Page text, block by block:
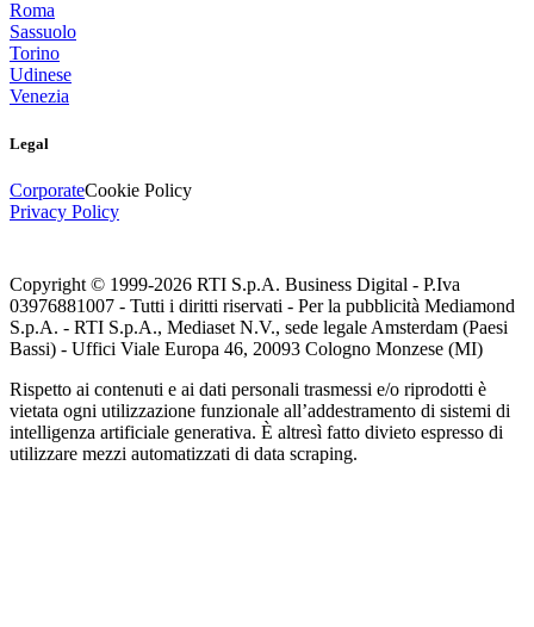
Roma
Sassuolo
Torino
Udinese
Venezia
Legal
CorporateCookie Policy
Privacy Policy
Copyright © 1999-2026 RTI S.p.A. Business Digital - P.Iva
03976881007 - Tutti i diritti riservati - Per la pubblicità Mediamond
S.p.A. - RTI S.p.A., Mediaset N.V., sede legale Amsterdam (Paesi
Bassi) - Uffici Viale Europa 46, 20093 Cologno Monzese (MI)
Rispetto ai contenuti e ai dati personali trasmessi e/o riprodotti è
vietata ogni utilizzazione funzionale all’addestramento di sistemi di
intelligenza artificiale generativa. È altresì fatto divieto espresso di
utilizzare mezzi automatizzati di data scraping.